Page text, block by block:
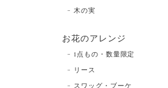
木の実
お花のアレンジ
1点もの・数量限定
リース
スワッグ・ブーケ